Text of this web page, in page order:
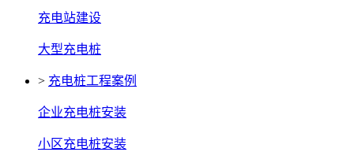
充电站建设
大型充电桩
> 充电桩工程案例
企业充电桩安装
小区充电桩安装